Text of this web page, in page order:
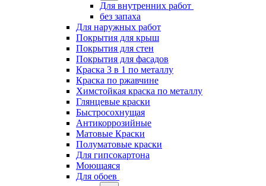
Для внутренних работ
без запаха
Для наружных работ
Покрытия для крыш
Покрытия для стен
Покрытия для фасадов
Краска 3 в 1 по металлу
Краска по ржавчине
Химстойкая краска по металлу
Глянцевые краски
Быстросохнущая
Антикоррозийные
Матовые Краски
Полуматовые краски
Для гипсокартона
Моющаяся
Для обоев